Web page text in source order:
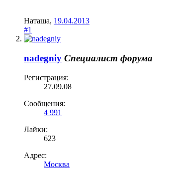
Наташа, 19.04.2013
#1
nadegniy Специалист форума
Регистрация:
27.09.08
Сообщения:
4 991
Лайки:
623
Адрес:
Москва